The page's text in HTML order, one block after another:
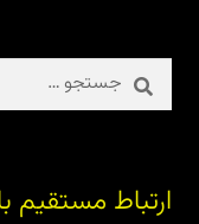
جستجو
برای:
ارتباط مستقیم